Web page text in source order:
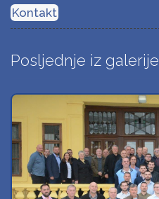
Kontakt
Posljednje iz galerije